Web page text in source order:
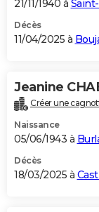
21/11/1940 à
Décès
11/04/2025 à
Jeanine
Créer une
Naissance
05/06/1943 à
Décès
18/03/2025 à